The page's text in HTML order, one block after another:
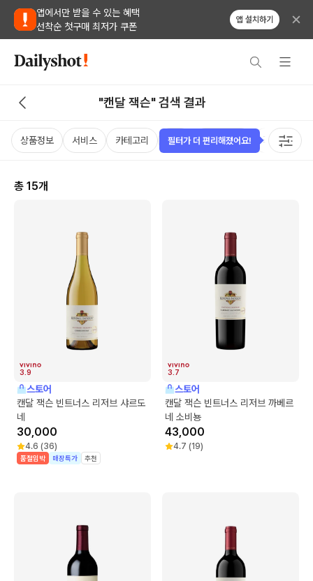
앱에서만 받을 수 있는 혜택
선착순 첫구매 최저가 쿠폰
앱 설치하기
"캔달 잭슨" 검색 결과
상품정보 서비스 카테고리 가격 비비노점수 국가 용량
총 15개
3.9
스토어
캔달 잭슨 빈트너스 리저브 샤르도
네
30,000
4.6 (36)
품절임박 매장특가 추천
3.7
스토어
캔달 잭슨 빈트너스 리저브 까베르
네 소비뇽
43,000
4.7 (19)
필터가 더 편리해졌어요!